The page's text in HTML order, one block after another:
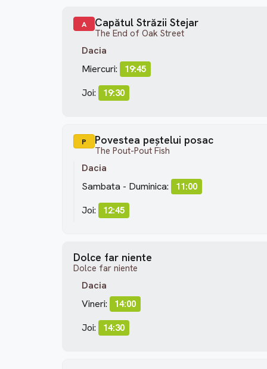
A Capătul Străzii Stejar
The End of Oak Street
Dacia
Miercuri:
19:45
Joi: 19:30
P Povestea peștelui posac
The Pout-Pout Fish
Dacia
Sambata - Duminica:
11:00
Joi: 12:45
Dolce far niente
Dolce far niente
Dacia
Vineri:
14:00
Joi: 14:30